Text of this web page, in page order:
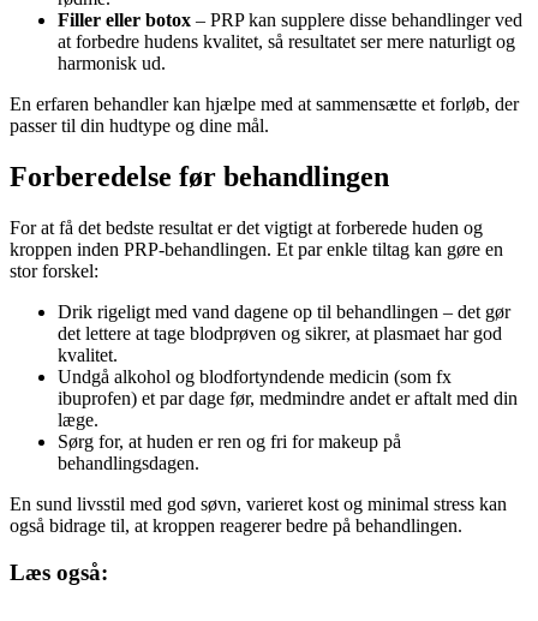
Filler eller botox – PRP kan supplere disse behandlinger ved
at forbedre hudens kvalitet, så resultatet ser mere naturligt og
harmonisk ud.
En erfaren behandler kan hjælpe med at sammensætte et forløb, der
passer til din hudtype og dine mål.
Forberedelse før behandlingen
For at få det bedste resultat er det vigtigt at forberede huden og
kroppen inden PRP-behandlingen. Et par enkle tiltag kan gøre en
stor forskel:
Drik rigeligt med vand dagene op til behandlingen – det gør
det lettere at tage blodprøven og sikrer, at plasmaet har god
kvalitet.
Undgå alkohol og blodfortyndende medicin (som fx
ibuprofen) et par dage før, medmindre andet er aftalt med din
læge.
Sørg for, at huden er ren og fri for makeup på
behandlingsdagen.
En sund livsstil med god søvn, varieret kost og minimal stress kan
også bidrage til, at kroppen reagerer bedre på behandlingen.
Læs også: